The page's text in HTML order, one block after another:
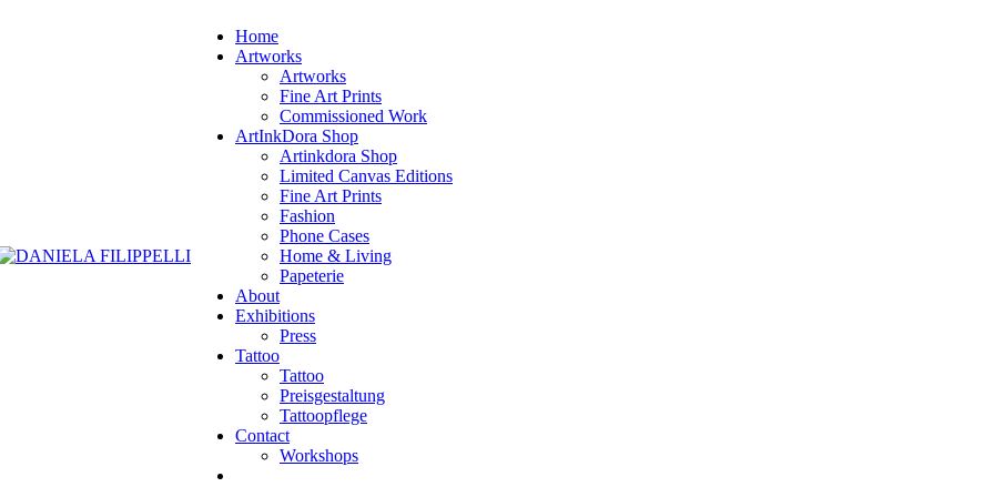
Home
Artworks
Artworks
Fine Art Prints
Commissioned Work
ArtInkDora Shop
Artinkdora Shop
Limited Canvas Editions
Fine Art Prints
Fashion
Phone Cases
Home & Living
Papeterie
About
Exhibitions
Press
Tattoo
Tattoo
Preisgestaltung
Tattoopflege
Contact
Workshops